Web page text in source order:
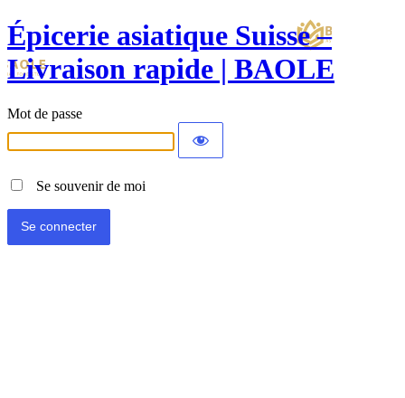
Épicerie asiatique Suisse –
Livraison rapide | BAOLE
Mot de passe
Se souvenir de moi